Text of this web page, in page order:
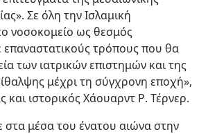
Σε όλη την Ισλαμική
νοσοκομείο ως θεσμός
τρόπους που θα
των ιατρικών επιστημών και της
μέχρι τη σύγχρονη εποχή»,
και ιστορικός Χάουαρντ Ρ. Τέρνερ.
στα μέσα του ένατου αιώνα στην